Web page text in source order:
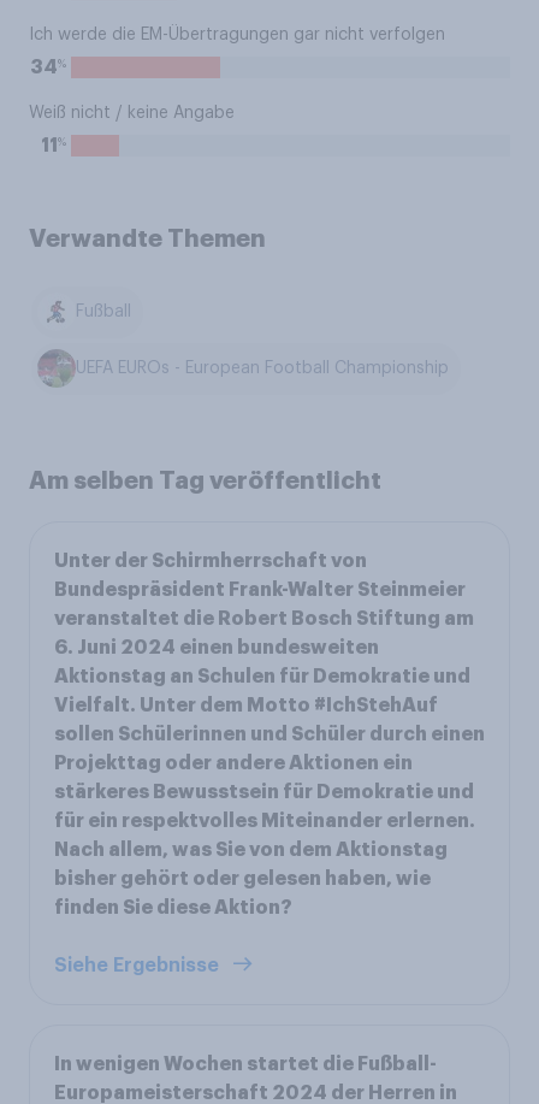
Ich werde die EM-Übertragungen gar nicht verfolgen
34%
Weiß nicht / keine Angabe
11 %
Verwandte Themen
Fußball
UEFA EUROs - European Football Championship
Am selben Tag veröffentlicht
Unter der Schirmherrschaft von
Bundespräsident Frank-Walter Steinmeier
veranstaltet die Robert Bosch Stiftung am
6. Juni 2024 einen bundesweiten
Aktionstag an Schulen für Demokratie und
Vielfalt. Unter dem Motto #IchStehAuf
sollen Schülerinnen und Schüler durch einen
Projekttag oder andere Aktionen ein
stärkeres Bewusstsein für Demokratie und
für ein respektvolles Miteinander erlernen.
Nach allem, was Sie von dem Aktionstag
bisher gehört oder gelesen haben, wie
finden Sie diese Aktion?
Siehe Ergebnisse
In wenigen Wochen startet die Fußball-
Europameisterschaft 2024 der Herren in